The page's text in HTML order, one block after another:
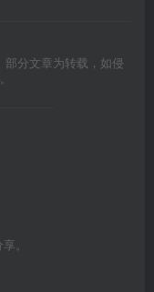
分文章为转载，如侵
。
。